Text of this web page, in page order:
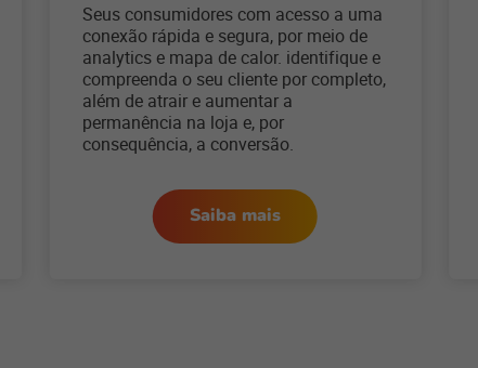
Seus consumidores com acesso a uma
conexão rápida e segura, por meio de
analytics e mapa de calor. identifique e
compreenda o seu cliente por completo,
além de atrair e aumentar a
permanência na loja e, por
consequência, a conversão.
Saiba mais